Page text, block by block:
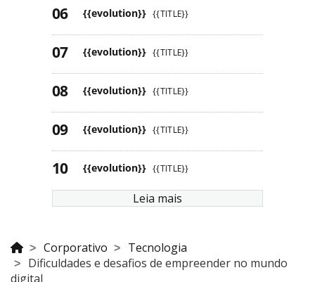
{{evolution}} {{TITLE}}
{{evolution}} {{TITLE}}
{{evolution}} {{TITLE}}
{{evolution}} {{TITLE}}
{{evolution}} {{TITLE}}
Leia mais
Corporativo
Tecnologia
Dificuldades e desafios de empreender no mundo
digital